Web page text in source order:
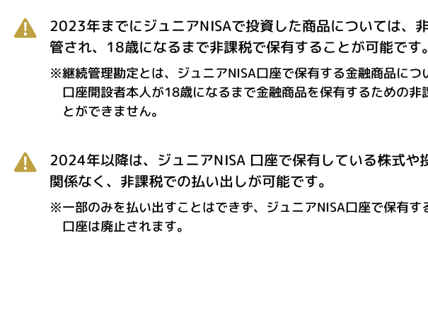
2023年までにジュニアNISAで投資した商品については、
管され、18歳になるまで非課税で保有することが可能です。
※継続管理勘定とは、ジュニアNISA口座で保有する金融商品に
口座開設者本人が18歳になるまで金融商品を保有するための
とができません。
2024年以降は、ジュニアNISA 口座で保有している株式
関係なく、非課税での払い出しが可能です。
※一部のみを払い出すことはできず、ジュニアNISA口座で保有
口座は廃止されます。